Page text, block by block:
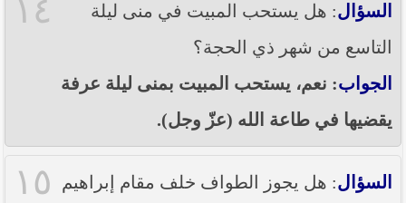
١٤ السؤال: هل يستحب المبيت في منى ليلة
التاسع من شهر ذي الحجة؟
الجواب: نعم، يستحب المبيت بمنى ليلة عرفة
يقضيها في طاعة الله (عزّ وجل).
١٥ السؤال: هل يجوز الطواف خلف مقام إبراهيم